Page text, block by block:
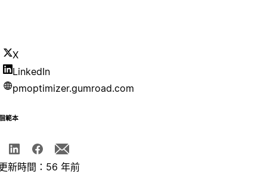
X
LinkedIn
pmoptimizer.gumroad.com
範本
新時間：56 年前